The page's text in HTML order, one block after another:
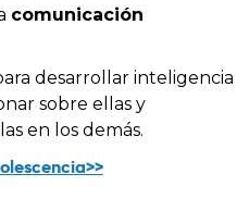
comunicación
desarrollar inteligencia
sobre ellas y
en los demás.